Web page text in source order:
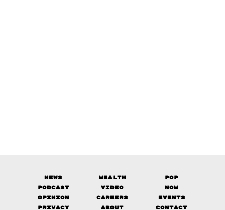
News Wealth
Pop
Podcast
Video
Now
Opinion
Careers
Events
Privacy
About Contact